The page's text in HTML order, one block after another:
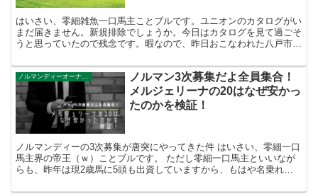
はいさい、零細雑魚一口馬主ことブルです。ユニオンのカタログがい
まだ届きません。新規排除でしょうか。今日はカタログを見て過ごそ
うと思っていたので残念です。暇なので、昨日おこなわれた八戸市場
ノルマンディーオーナーズクラブ
ノルマン3次募集だよ全員集合！
メルジェリーナの20はなぜ安かっ
たのかを検証！
ノルマンディーの3次募集が唐突にやってきた件 はいさい、零細一口
馬主界の帝王（ｗ）ことブルです。 ただし零細一口馬主といいなが
らも、昨年は現2歳馬に5頭も出資していますから、もはや名乗れな